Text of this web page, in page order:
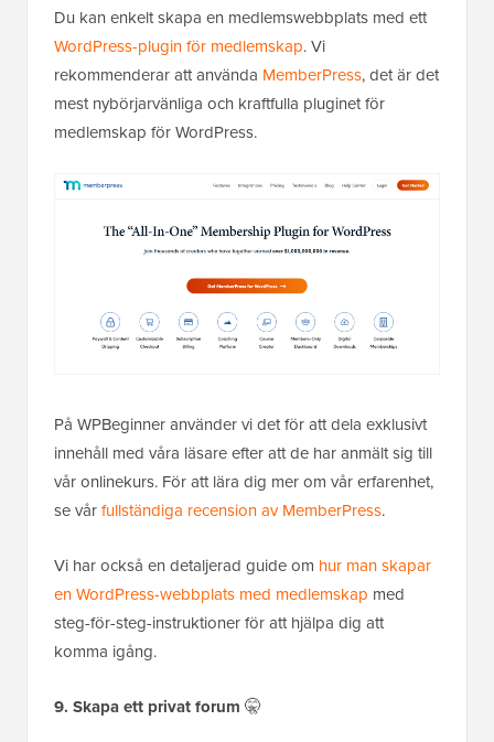
Du kan enkelt skapa en medlemswebbplats med ett
WordPress-plugin för medlemskap. Vi
rekommenderar att använda MemberPress, det är det
mest nybörjarvänliga och kraftfulla pluginet för
medlemskap för WordPress.
På WPBeginner använder vi det för att dela exklusivt
innehåll med våra läsare efter att de har anmält sig till
vår onlinekurs. För att lära dig mer om vår erfarenhet,
se vårfullständiga recension av MemberPress.
Vi har också en detaljerad guide om hur man skapar
en WordPress-webbplats med medlemskap med
steg-för-steg-instruktioner för att hjälpa dig att
komma igång.
9. Skapa ett privat forum 🤫